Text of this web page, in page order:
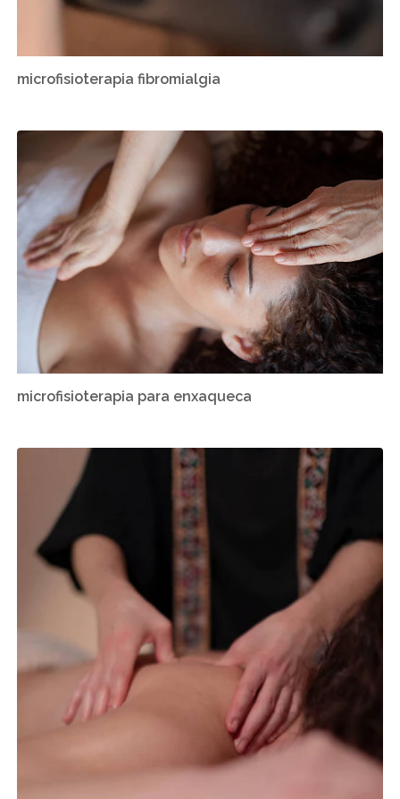
microfisioterapia fibromialgia
microfisioterapia para enxaqueca